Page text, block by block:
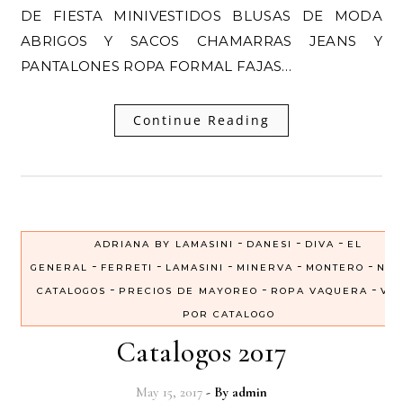
DE FIESTA MINIVESTIDOS BLUSAS DE MODA
ABRIGOS Y SACOS CHAMARRAS JEANS Y
PANTALONES ROPA FORMAL FAJAS…
Continue Reading
ADRIANA BY LAMASINI - DANESI - DIVA - EL
GENERAL - FERRETI - LAMASINI - MINERVA - MONTERO -
CATALOGOS - PRECIOS DE MAYOREO - ROPA VAQUERA -
POR CATALOGO
Catalogos 2017
May 15, 2017 - By admin